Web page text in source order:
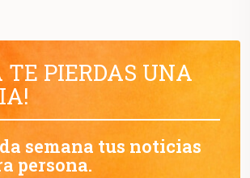
TE PIERDAS UNA
semana tus noticias
persona.